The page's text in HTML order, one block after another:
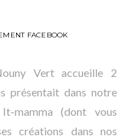
FACEBOOK
Vert accueille 2
présentait dans notre
mamma (dont vous
créations dans nos